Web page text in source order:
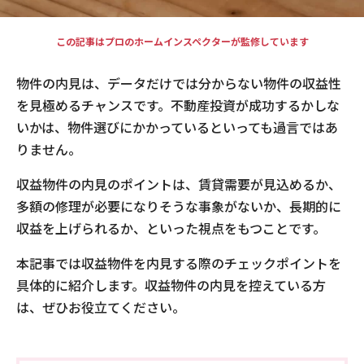
この記事はプロのホームインスペクターが監修しています
物件の内見は、データだけでは分からない物件の収益性
を見極めるチャンスです。不動産投資が成功するかしな
いかは、物件選びにかかっているといっても過言ではあ
りません。
収益物件の内見のポイントは、賃貸需要が見込めるか、
多額の修理が必要になりそうな事象がないか、長期的に
収益を上げられるか、といった視点をもつことです。
本記事では収益物件を内見する際のチェックポイントを
具体的に紹介します。収益物件の内見を控えている方
は、ぜひお役立てください。